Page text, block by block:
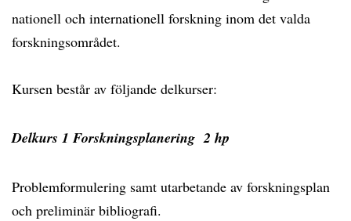
nationell och internationell forskning inom det valda
forskningsområdet.
Kursen består av följande delkurser:
Delkurs 1 Forskningsplanering 2 hp
Problemformulering samt utarbetande av forskningsplan
och preliminär bibliografi.